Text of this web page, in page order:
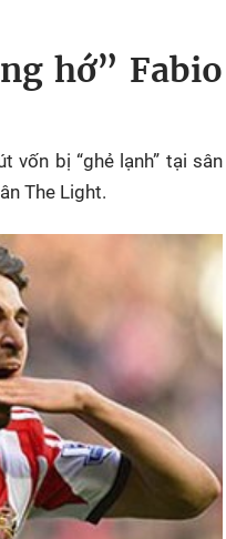
hớ” Fabio
vốn bị “ghẻ lạnh” tại sân
The Light.